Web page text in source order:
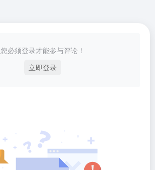
您必须登录才能参与评论！
立即登录